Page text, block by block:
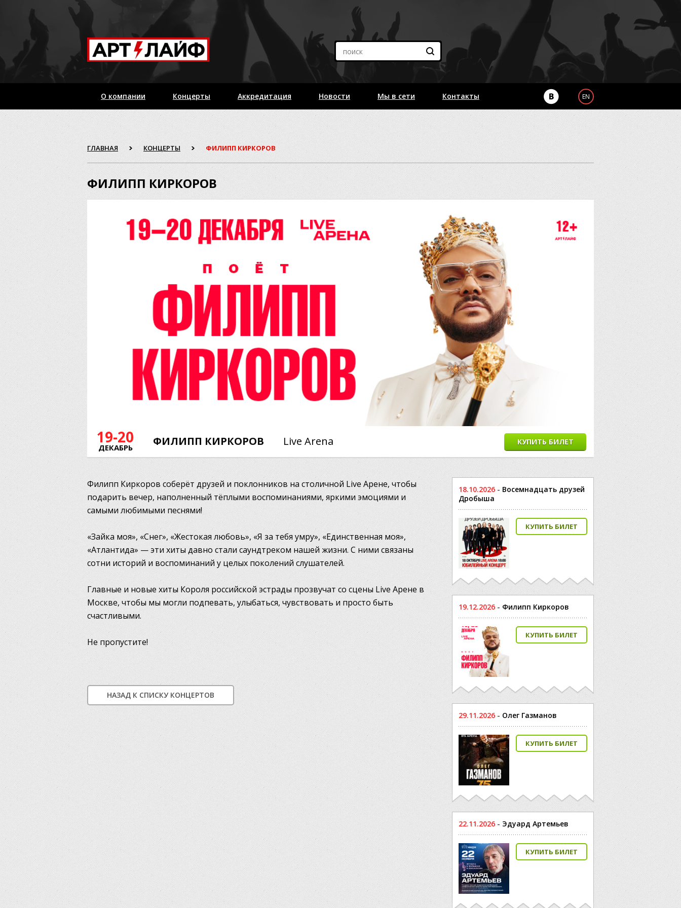
О компании Концерты Аккредитация Новости Мы в сети Контакты EN
ГЛАВНАЯ КОНЦЕРТЫ ФИЛИПП КИРКОРОВ
ФИЛИПП КИРКОРОВ
19-20
ДЕКАБРЬ ФИЛИПП КИРКОРОВ Live Arena КУПИТЬ БИЛЕТ
Филипп Киркоров соберёт друзей и поклонников на столичной Live Арене, чтобы
подарить вечер, наполненный тёплыми воспоминаниями, яркими эмоциями и
самыми любимыми песнями!
«Зайка моя», «Снег», «Жестокая любовь», «Я за тебя умру», «Единственная моя»,
«Атлантида» — эти хиты давно стали саундтреком нашей жизни. С ними связаны
сотни историй и воспоминаний у целых поколений слушателей.
Главные и новые хиты Короля российской эстрады прозвучат со сцены Live Арене в
Москве, чтобы мы могли подпевать, улыбаться, чувствовать и просто быть
счастливыми.
Не пропустите!
НАЗАД К СПИСКУ КОНЦЕРТОВ
18.10.2026 - Восемнадцать друзей
Дробыша
КУПИТЬ БИЛЕТ
19.12.2026 - Филипп Киркоров
КУПИТЬ БИЛЕТ
29.11.2026 - Олег Газманов
КУПИТЬ БИЛЕТ
22.11.2026 - Эдуард Артемьев
КУПИТЬ БИЛЕТ